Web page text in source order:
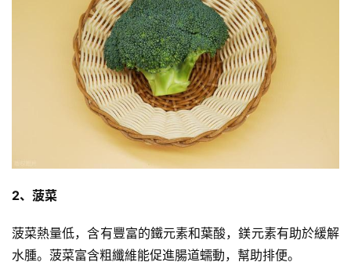
得
力
量
2、菠菜
菠菜熱量低，含有豐富的鐵元素和葉酸，鎂元素有助於緩解
水腫。菠菜富含粗纖維能促進腸道蠕動，幫助排便。